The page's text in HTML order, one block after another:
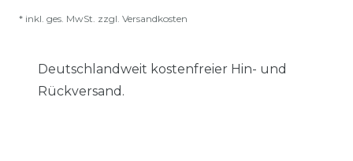
* inkl. ges. MwSt. zzgl. Versandkosten
Deutschlandweit kostenfreier Hin- und
Rückversand.